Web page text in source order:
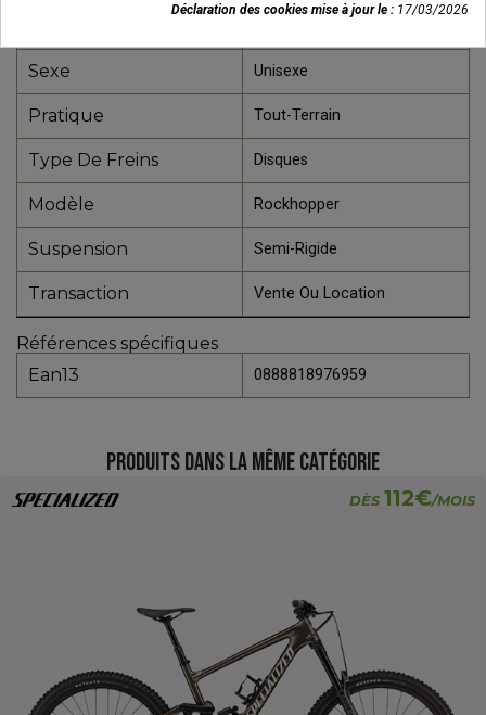
Sexe Unisexe
Pratique Tout-Terrain
Type De Freins Disques
Modèle Rockhopper
Suspension Semi-Rigide
Transaction Vente Ou Location
Références spécifiques
Ean13
0888818976959
PRODUITS DANS LA MÊME CATÉGORIE
DÈS 112€/MOIS
Déclaration des cookies mise à jour le : 17/03/2026